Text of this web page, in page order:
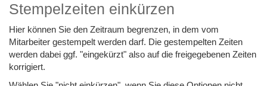
Stempelzeiten einkürzen
Hier können Sie den Zeitraum begrenzen, in dem vom
Mitarbeiter gestempelt werden darf. Die gestempelten Zeiten
werden dabei ggf. "eingekürzt" also auf die freigegebenen Zeiten
korrigiert.